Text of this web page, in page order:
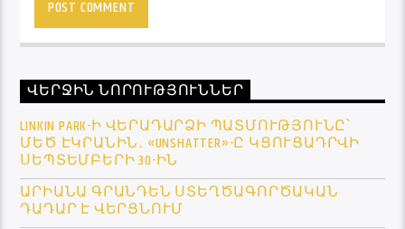
ՎԵՐՋԻՆ ՆՈՐՈՒԹՅՈՒՆՆԵՐ
LINKIN PARK-Ի ՎԵՐԱԴԱՐՁԻ ՊԱՏՄՈՒԹՅՈՒՆԸ՝
ՄԵԾ ԷԿՐԱՆԻՆ․ «UNSHATTER»-Ը ԿՑՈՒՑԱԴՐՎԻ
ՍԵՊՏԵՄԲԵՐԻ 30-ԻՆ
ԱՐԻԱՆԱ ԳՐԱՆԴԵՆ ՍՏԵՂԾԱԳՈՐԾԱԿԱՆ
ԴԱԴԱՐ Է ՎԵՐՑՆՈՒՄ